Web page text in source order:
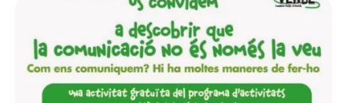
Jardinería
Limpieza
Lavandería
Catering